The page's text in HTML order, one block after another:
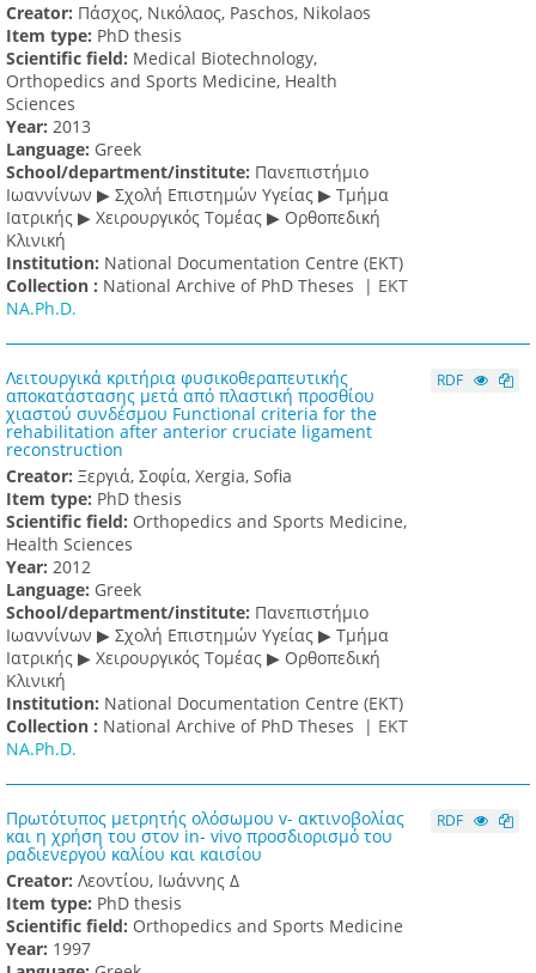
Creator: Πάσχος, Νικόλαος, Paschos, Nikolaos
Item type: PhD thesis
Scientific field: Medical Biotechnology,
Orthopedics and Sports Medicine, Health
Sciences
Υear: 2013
Language: Greek
School/department/institute: Πανεπιστήμιο
Ιωαννίνων ▶ Σχολή Επιστημών Υγείας ▶ Τμήμα
Ιατρικής ▶ Χειρουργικός Τομέας ▶ Ορθοπεδική
Κλινική
Institution: National Documentation Centre (EKT)
Collection : National Archive of PhD Theses | ΕΚΤ
NA.Ph.D.
Λειτουργικά κριτήρια φυσικοθεραπευτικής
αποκατάστασης μετά από πλαστική προσθίου
χιαστού συνδέσμου Functional criteria for the
rehabilitation after anterior cruciate ligament
reconstruction
Creator: Ξεργιά, Σοφία, Xergia, Sofia
Item type: PhD thesis
Scientific field: Orthopedics and Sports Medicine,
Health Sciences
Υear: 2012
Language: Greek
School/department/institute: Πανεπιστήμιο
Ιωαννίνων ▶ Σχολή Επιστημών Υγείας ▶ Τμήμα
Ιατρικής ▶ Χειρουργικός Τομέας ▶ Ορθοπεδική
Κλινική
Institution: National Documentation Centre (EKT)
Collection : National Archive of PhD Theses | ΕΚΤ
NA.Ph.D.
RDF
Πρωτότυπος μετρητής ολόσωμου v- ακτινοβολίας
και η χρήση του στον in- vivo προσδιορισμό του
ραδιενεργού καλίου και καισίου
Creator: Λεοντίου, Ιωάννης Δ
Item type: PhD thesis
Scientific field: Orthopedics and Sports Medicine
Υear: 1997
RDF